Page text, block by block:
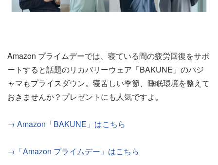
Amazon プライムデーでは、寝ている間の疲労回復をサポ
ートすると話題のリカバリーウェア「BAKUNE」のパジ
ャマもプライスダウン。寝苦しい季節、睡眠環境を整えて
おきませんか？プレゼントにも人気ですよ。
→ Amazon「BAKUNE」はこちら
→「Amazon プライムデー」はこちら